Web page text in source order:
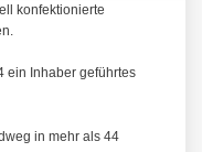
konfektionierte
ein Inhaber geführtes
in mehr als 44